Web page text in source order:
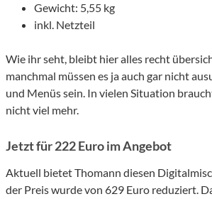
Gewicht: 5,55 kg
inkl. Netzteil
Wie ihr seht, bleibt hier alles recht
manchmal müssen es ja auch gar nicht
und Menüs sein. In vielen Situation
nicht viel mehr.
Jetzt für 222 Euro im Angebot
Aktuell bietet Thomann diesen
der Preis wurde von 629 Euro reduziert.